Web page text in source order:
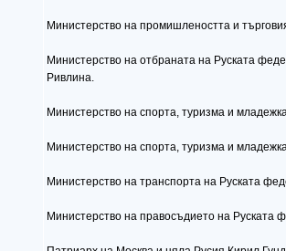
Министерство на промишлеността и
Министерство на отбраната на Руската
Ривлина.
Министерство на спорта, туризма и
Министерство на спорта, туризма и
Министерство на транспорта на Руската
Министерство на правосъдието на